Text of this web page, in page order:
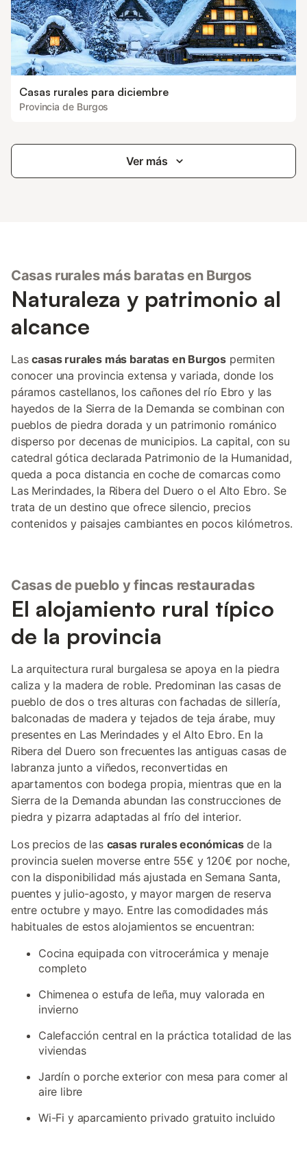
Casas rurales para diciembre
Provincia de Burgos
Ver más
Casas rurales más baratas en Burgos
Naturaleza y patrimonio al
alcance
Lascasas rurales más baratas en Burgos permiten
conocer una provincia extensa y variada, donde los
páramos castellanos, los cañones del río Ebro y las
hayedos de la Sierra de la Demanda se combinan con
pueblos de piedra dorada y un patrimonio románico
disperso por decenas de municipios. La capital, con su
catedral gótica declarada Patrimonio de la Humanidad,
queda a poca distancia en coche de comarcas como
Las Merindades, la Ribera del Duero o el Alto Ebro. Se
trata de un destino que ofrece silencio, precios
contenidos y paisajes cambiantes en pocos kilómetros.
Casas de pueblo y fincas restauradas
El alojamiento rural típico
de la provincia
La arquitectura rural burgalesa se apoya en la piedra
caliza y la madera de roble. Predominan las casas de
pueblo de dos o tres alturas con fachadas de sillería,
balconadas de madera y tejados de teja árabe, muy
presentes en Las Merindades y el Alto Ebro. En la
Ribera del Duero son frecuentes las antiguas casas de
labranza junto a viñedos, reconvertidas en
apartamentos con bodega propia, mientras que en la
Sierra de la Demanda abundan las construcciones de
piedra y pizarra adaptadas al frío del interior.
Los precios de las casas rurales económicasde la
provincia suelen moverse entre 55€ y 120€ por noche,
con la disponibilidad más ajustada en Semana Santa,
puentes y julio-agosto, y mayor margen de reserva
entre octubre y mayo. Entre las comodidades más
habituales de estos alojamientos se encuentran:
Cocina equipada con vitrocerámica y menaje
completo
Chimenea o estufa de leña, muy valorada en
invierno
Calefacción central en la práctica totalidad de las
viviendas
Jardín o porche exterior con mesa para comer al
aire libre
Wi-Fi y aparcamiento privado gratuito incluido